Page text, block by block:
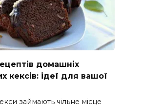
домашніх
кексів: ідеї для вашої
займають чільне місце